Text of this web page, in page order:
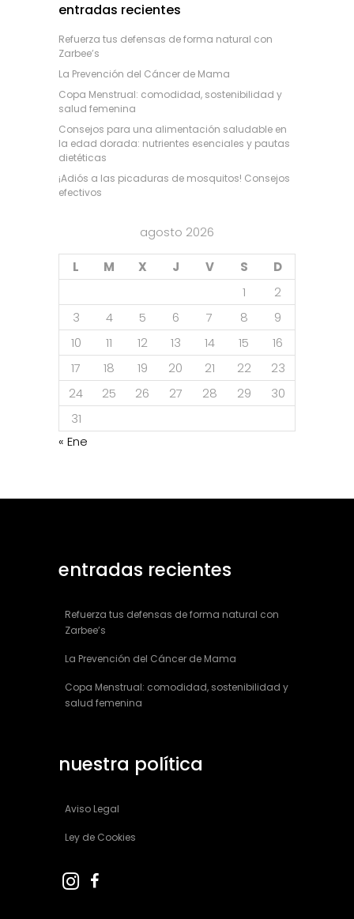
entradas recientes
Refuerza tus defensas de forma natural con
Zarbee’s
La Prevención del Cáncer de Mama
Copa Menstrual: comodidad, sostenibilidad y
salud femenina
Consejos para una alimentación saludable en
la edad dorada: nutrientes esenciales y pautas
dietéticas
¡Adiós a las picaduras de mosquitos! Consejos
efectivos
agosto 2026
L M X J V S
D
1
2
3
4 5 6 7 8
9
10
11 12 13 14 15
16
17
18 19 20 21 22
23
24
25 26 27 28 29
30
31
« Ene
entradas recientes
Refuerza tus defensas de forma natural con
Zarbee’s
La Prevención del Cáncer de Mama
Copa Menstrual: comodidad, sostenibilidad y
salud femenina
nuestra política
Aviso Legal
Ley de Cookies